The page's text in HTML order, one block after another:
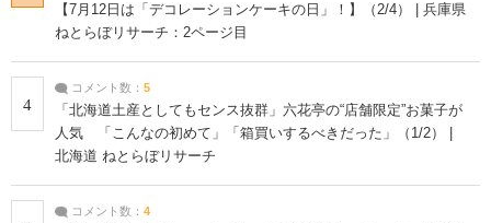
【7月12日は「デコレーションケーキの日」！】（2/4） | 兵庫県
ねとらぼリサーチ：2ページ目
4
コメント数： 5
「北海道土産としてもセンス抜群」六花亭の“店舗限定”お菓子が
人気 「こんなの初めて」「箱買いするべきだった」（1/2） |
北海道 ねとらぼリサーチ
コメント数： 4